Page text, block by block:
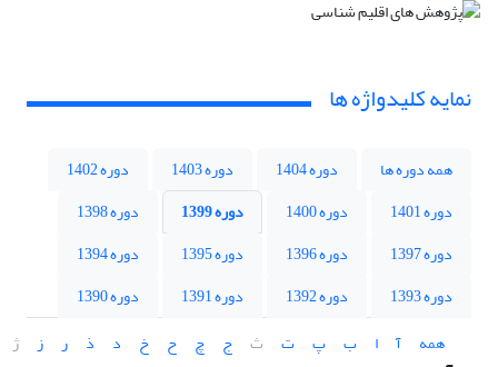
نمایه کلیدواژه ها
همه دوره ها دوره 1404 دوره 1403
دوره 1402
دوره 1401
دوره 1400 دوره 1399
دوره 1398
دوره 1397
دوره 1396 دوره 1395
دوره 1394
دوره 1393
دوره 1392 دوره 1391
دوره 1390
همه
آ ا ب پ ت ث ج چ ح خ د ذ ر ز ژ